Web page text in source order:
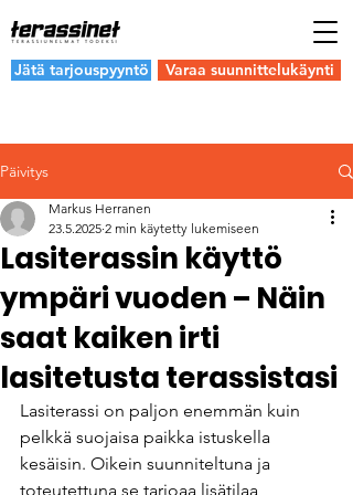
Jätä tarjouspyyntö Varaa suunnittelukäynti
Päivitys
Lasiterassin käyttö
ympäri vuoden – Näin
saat kaiken irti
lasitetusta terassistasi
Markus Herranen
23.5.2025 2 min käytetty lukemiseen
Lasiterassi on paljon enemmän kuin
pelkkä suojaisa paikka istuskella
kesäisin. Oikein suunniteltuna ja
toteutettuna se tarjoaa lisätilaa,